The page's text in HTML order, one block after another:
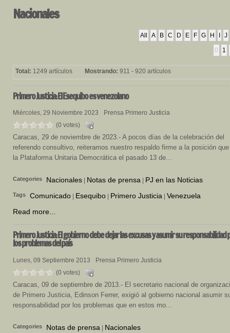
Nacionales
All A B C D E F G H J
0 1
Total: 1249 artículos Mostrando: 911 - 920 artículos
PrimeroJusticia: El Esequibo es venezolano
Miércoles, 29 Noviembre 2023
Prensa Primero Justicia
(0 votes)
Caracas, 29 de noviembre de 2023.- A pocos días de la celebración del
referendo consultivo, reiteramos nuestro respaldo firme a la posición
la Plataforma Unitaria Democrática el pasado 13 de...
Categories Nacionales Notas de prensa PJ en las Noticias
Tags Comunicado Esequibo Primero Justicia Venezuela
Read more...
PrimeroJusticia: El gobierno debe dejar las excusas y asumir su responsabilidad
los problemas del país
Lunes, 09 Septiembre 2013
Prensa Primero Justicia
(0 votes)
Caracas, 09 de septiembre de 2013.- El secretario nacional de
de Primero Justicia, Edinson Ferrer, exigió al gobierno nacional asumir
responsabilidad por los problemas que en estos mo...
Categories Notas de prensa | Nacionales